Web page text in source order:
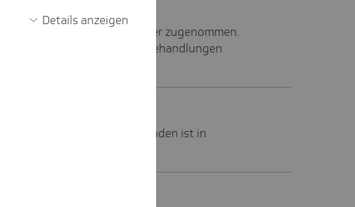
hat wieder zugenommen.
fanden fast 37.000 digitale Behandlungen
von Videosprechstunden ist in
Details anzeigen